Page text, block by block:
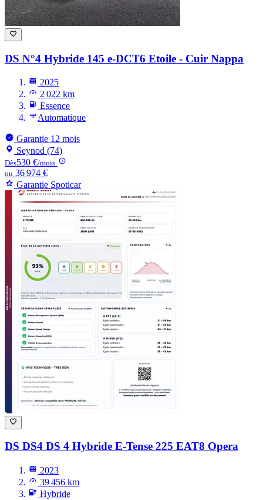
DS N°4 Hybride 145 e-DCT6 Etoile - Cuir Nappa
2025
2 022 km
Essence
Automatique
Garantie 12 mois
Seynod (74)
Dès530 €/mois
ou 36 974 €
Garantie Spoticar
DS DS4 DS 4 Hybride E-Tense 225 EAT8 Opera
2023
39 456 km
Hybride